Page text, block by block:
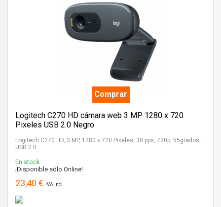
Comprar
Logitech C270 HD cámara web 3 MP 1280 x 720
Pixeles USB 2.0 Negro
Logitech C270 HD, 3 MP, 1280 x 720 Pixeles, 30 pps, 720p, 55grados,
USB 2.0
En stock
¡Disponible sólo Online!
23,40 € IVA Incl.